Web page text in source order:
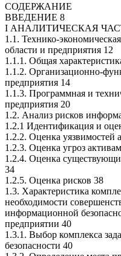
СОДЕРЖАНИЕ
ВВЕДЕНИЕ 8
I АНАЛИТИЧЕСКАЯ
1.1. Технико-
области и предприятия 12
1.1.1. Общая
1.1.2. Организационно-
предприятия 14
1.1.3. Программная и
предприятия 20
1.2. Анализ рисков
1.2.1 Идентификация и
1.2.2. Оценка уязвимостей
1.2.3. Оценка угроз
1.2.4. Оценка
34
1.2.5. Оценка рисков 38
1.3. Характеристика
необходимости
информационной
предприятии 40
1.3.1. Выбор комплекса
безопасности 40